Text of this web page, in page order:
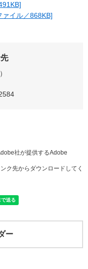
イル／868KB]
社が提供するAdobe
ク先からダウンロードしてく
ー